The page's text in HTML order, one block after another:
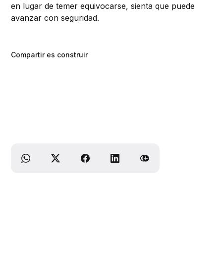
en lugar de temer equivocarse, sienta que puede
avanzar con seguridad.
Compartir es construir